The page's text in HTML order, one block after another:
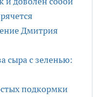
Дмитрия
сыра с зеленью:
подкормки